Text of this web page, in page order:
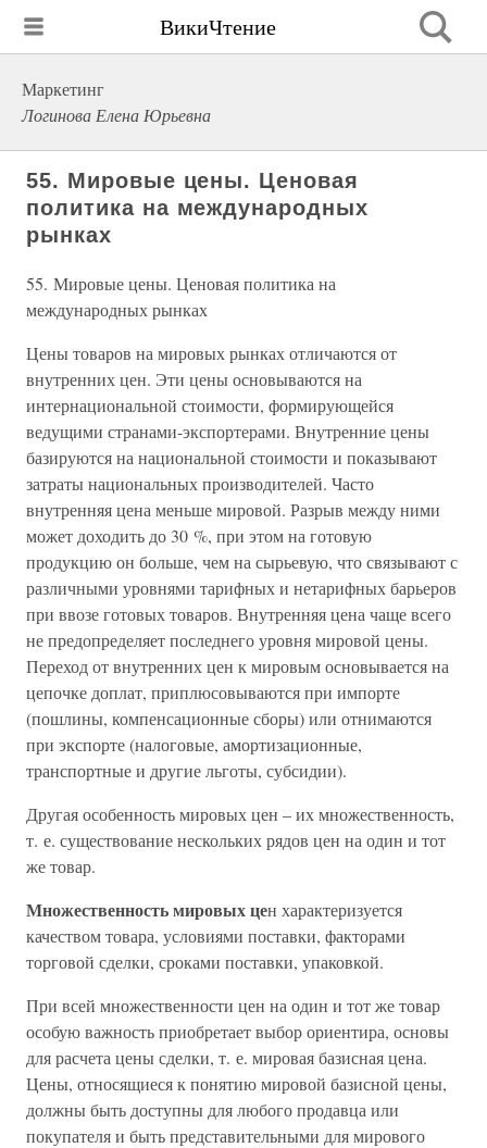
ВикиЧтение
Маркетинг
Логинова Елена Юрьевна
55. Мировые цены. Ценовая
политика на международных
рынках
55. Мировые цены. Ценовая политика на
международных рынках
Цены товаров на мировых рынках отличаются от
внутренних цен. Эти цены основываются на
интернациональной стоимости, формирующейся
ведущими странами-экспортерами. Внутренние цены
базируются на национальной стоимости и показывают
затраты национальных производителей. Часто
внутренняя цена меньше мировой. Разрыв между ними
может доходить до 30 %, при этом на готовую
продукцию он больше, чем на сырьевую, что связывают с
различными уровнями тарифных и нетарифных барьеров
при ввозе готовых товаров. Внутренняя цена чаще всего
не предопределяет последнего уровня мировой цены.
Переход от внутренних цен к мировым основывается на
цепочке доплат, приплюсовываются при импорте
(пошлины, компенсационные сборы) или отнимаются
при экспорте (налоговые, амортизационные,
транспортные и другие льготы, субсидии).
Другая особенность мировых цен – их множественность,
т. е. существование нескольких рядов цен на один и тот
же товар.
Множественность мировых цен характеризуется
качеством товара, условиями поставки, факторами
торговой сделки, сроками поставки, упаковкой.
При всей множественности цен на один и тот же товар
особую важность приобретает выбор ориентира, основы
для расчета цены сделки, т. е. мировая базисная цена.
Цены, относящиеся к понятию мировой базисной цены,
должны быть доступны для любого продавца или
покупателя и быть представительными для мирового